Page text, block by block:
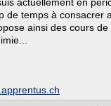
de temps à consacrer
ainsi des cours